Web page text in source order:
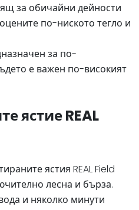
за обичайни дейности
по-ниското тегло и
за по-
е важен по-високият
ястие REAL
ястия REAL Field
лесна и бърза.
и няколко минути